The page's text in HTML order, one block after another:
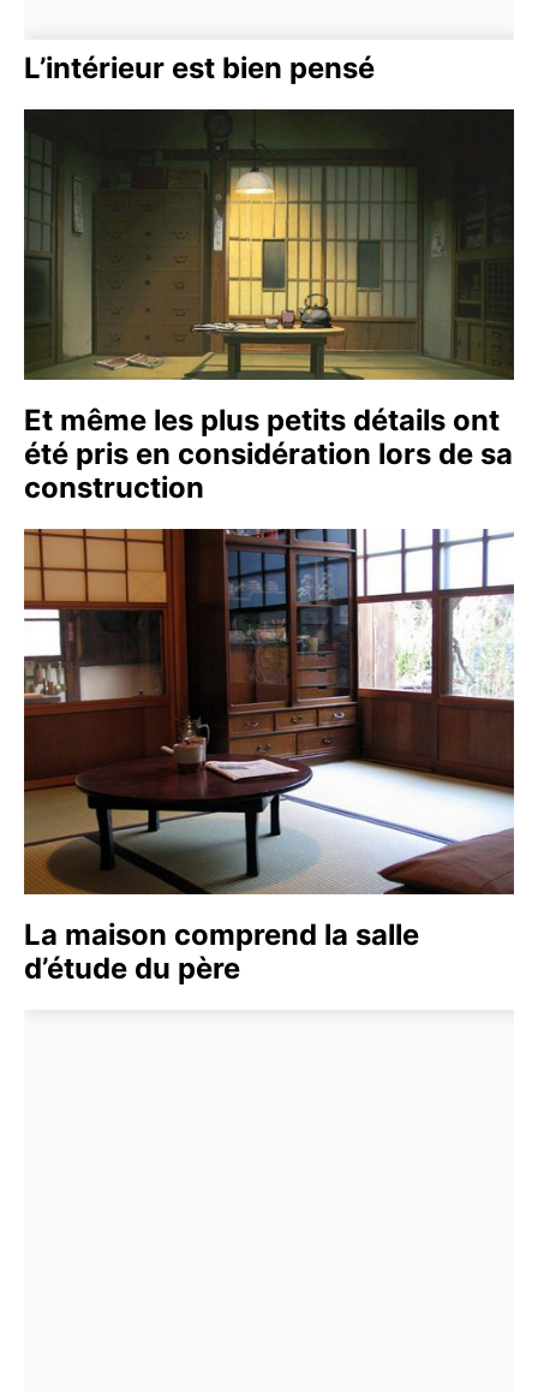
L’intérieur est bien pensé
Et même les plus petits détails ont
été pris en considération lors de sa
construction
La maison comprend la salle
d’étude du père